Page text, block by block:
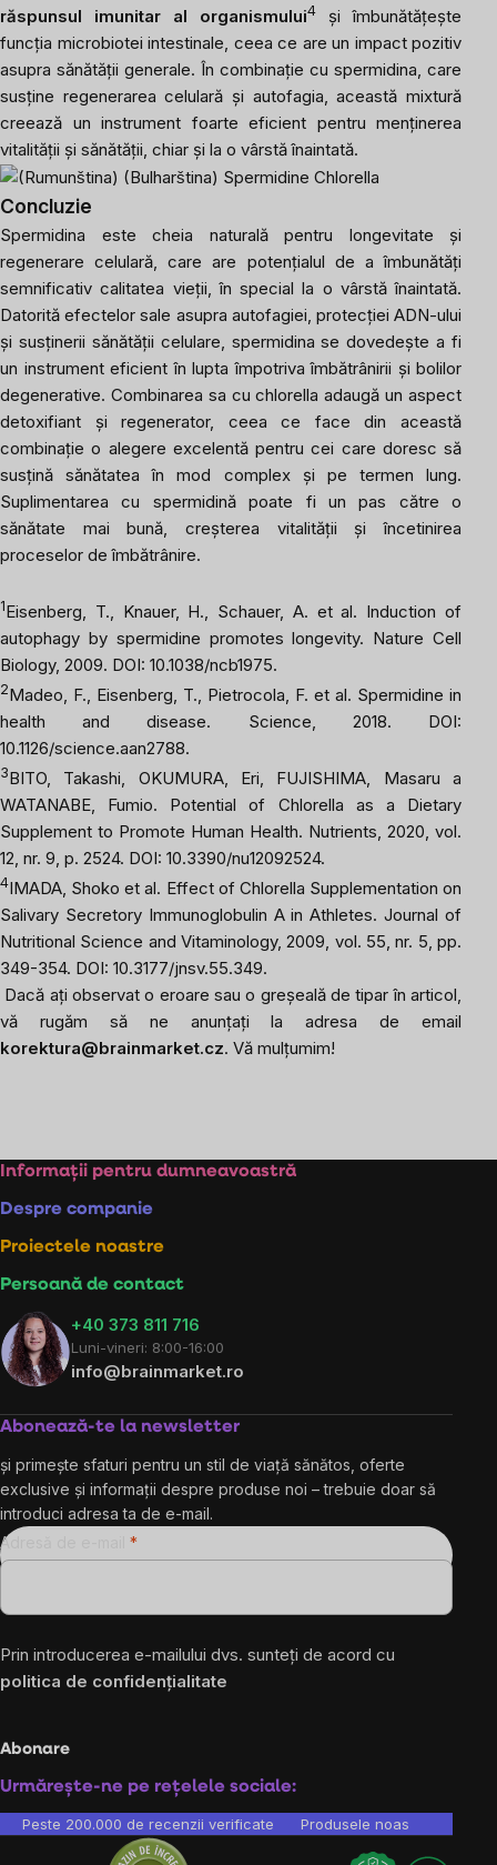
răspunsul imunitar al organismului4
și îmbunătățește
funcția microbiotei intestinale, ceea ce are un impact pozitiv
asupra sănătății generale. În combinație cu spermidina, care
susține regenerarea celulară și autofagia, această mixtură
creează un instrument foarte eficient pentru menținerea
vitalității și sănătății, chiar și la o vârstă înaintată.
Concluzie
Spermidina este cheia naturală pentru longevitate și
regenerare celulară, care are potențialul de a îmbunătăți
semnificativ calitatea vieții, în special la o vârstă înaintată.
Datorită efectelor sale asupra autofagiei, protecției ADN-ului
și susținerii sănătății celulare, spermidina se dovedește a fi
un instrument eficient în lupta împotriva îmbătrânirii și bolilor
degenerative. Combinarea sa cu chlorella adaugă un aspect
detoxifiant și regenerator, ceea ce face din această
combinație o alegere excelentă pentru cei care doresc să
susțină sănătatea în mod complex și pe termen lung.
Suplimentarea cu spermidină poate fi un pas către o
sănătate mai bună, creșterea vitalității și încetinirea
proceselor de îmbătrânire.
1Eisenberg, T., Knauer, H., Schauer, A. et al. Induction of
autophagy by spermidine promotes longevity. Nature Cell
Biology, 2009. DOI: 10.1038/ncb1975.
2Madeo, F., Eisenberg, T., Pietrocola, F. et al. Spermidine in
health and disease. Science, 2018. DOI:
10.1126/science.aan2788.
3BITO, Takashi, OKUMURA, Eri, FUJISHIMA, Masaru a
WATANABE, Fumio. Potential of Chlorella as a Dietary
Supplement to Promote Human Health. Nutrients, 2020, vol.
12, nr. 9, p. 2524. DOI: 10.3390/nu12092524.
4IMADA, Shoko et al. Effect of Chlorella Supplementation on
Salivary Secretory Immunoglobulin A in Athletes. Journal of
Nutritional Science and Vitaminology, 2009, vol. 55, nr. 5, pp.
349-354. DOI: 10.3177/jnsv.55.349.
Dacă ați observat o eroare sau o greșeală de tipar în articol,
vă rugăm să ne anunțați la adresa de email
korektura@brainmarket.cz. Vă mulțumim!
Subsol
Informații pentru dumneavoastră
Despre companie
Proiectele noastre
Persoană de contact
+40 373 811 716
Luni-vineri: 8:00-16:00
info@brainmarket.ro
Abonează-te la newsletter
și primește sfaturi pentru un stil de viață sănătos, oferte
exclusive și informații despre produse noi – trebuie doar să
introduci adresa ta de e-mail.
Adresă de e-mail
Prin introducerea e-mailului dvs. sunteți de acord cu
politica de confidențialitate
Abonare
Urmărește-ne pe rețelele sociale:
Peste 200.000 de recenzii verificate Produsele noastre sunt